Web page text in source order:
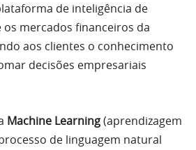
de inteligência de
mercados financeiros da
aos clientes o conhecimento
decisões empresariais
Machine Learning(aprendizagem
de linguagem natural